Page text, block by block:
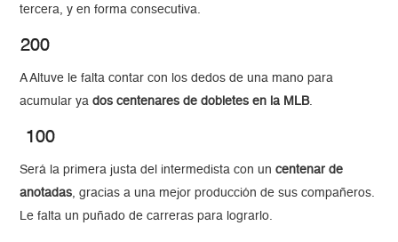
tercera, y en forma consecutiva.
200
A Altuve le falta contar con los dedos de una mano para
acumular yados centenares de dobletes en la MLB.
100
Será la primera justa del intermedista con uncentenar de
anotadas, gracias a una mejor producción de sus compañeros.
Le falta un puñado de carreras para lograrlo.